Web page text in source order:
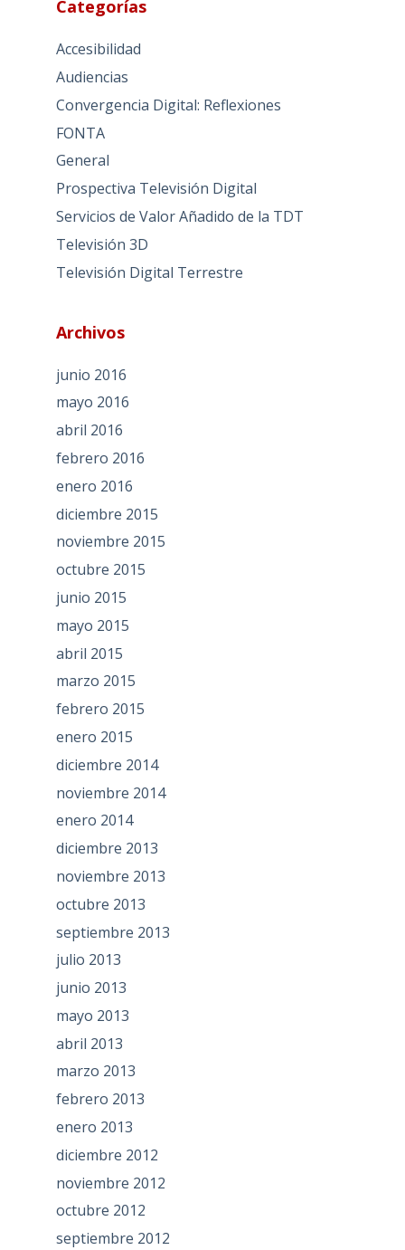
Categorías
Accesibilidad
Audiencias
Convergencia Digital: Reflexiones
FONTA
General
Prospectiva Televisión Digital
Servicios de Valor Añadido de la TDT
Televisión 3D
Televisión Digital Terrestre
Archivos
junio 2016
mayo 2016
abril 2016
febrero 2016
enero 2016
diciembre 2015
noviembre 2015
octubre 2015
junio 2015
mayo 2015
abril 2015
marzo 2015
febrero 2015
enero 2015
diciembre 2014
noviembre 2014
enero 2014
diciembre 2013
noviembre 2013
octubre 2013
septiembre 2013
julio 2013
junio 2013
mayo 2013
abril 2013
marzo 2013
febrero 2013
enero 2013
diciembre 2012
noviembre 2012
octubre 2012
septiembre 2012